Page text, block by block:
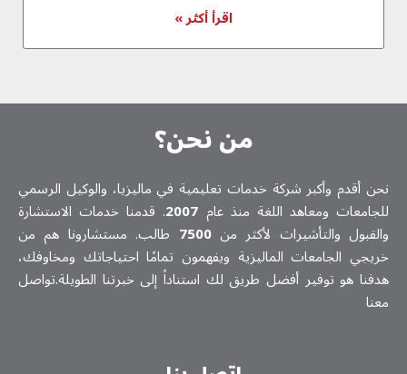
اقرأ أكثر »
من نحن؟
نحن أقدم وأكبر شركة خدمات تعلیمیة في ماليزيا، والوكيل الرسمي
للجامعات ومعاهد اللغة منذ عام 2007. قدمنا خدمات الاستشارة
والقبول والتأشيرات لأكثر من7500 طالب. مستشارونا هم من
خريجي الجامعات الماليزية ويفهمون تمامًا احتياجاتك ومخاوفك،
هدفنا هو توفير أفضل طريق لك استناداً إلى خبرتنا الطويلة.تواصل
معنا